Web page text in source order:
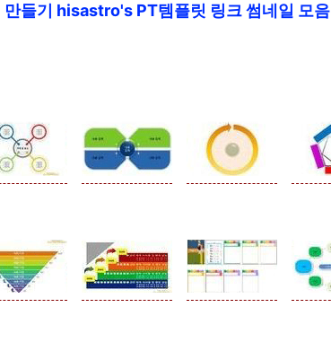
만들기 hisastro's PT템플릿 링크 썸네일 모음